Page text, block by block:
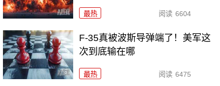
最热 阅读 6604
F-35真被波斯导弹端了！美军这
次到底输在哪
最热 阅读 6475